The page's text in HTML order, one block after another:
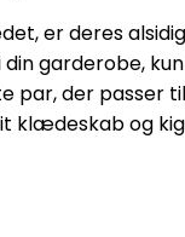
er deres
garderobe,
par, der
klædeskab og